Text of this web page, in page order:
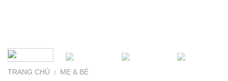
TRANG CHỦ / MẸ & BÉ